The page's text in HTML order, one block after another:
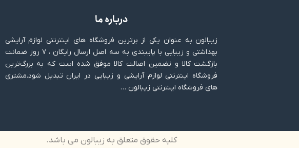
درباره ما
زیبالون به عنوان یکی از برترین فروشگاه های اینترنتی لوازم آرایشی
بهداشتی و زیبایی با پایبندی به سه اصل ارسال رایگان ، ۷ روز ضمانت
بازگشت کالا و تضمین اصالت کالا موفق شده است که به بزرگ‌ترین
فروشگاه اینترنتی لوازم آرایشی و زیبایی در ایران تبدیل شود.مشتری
های فروشگاه اینترنتی زیبالون …
کلیه حقوق متعلق به زیبالون می باشد.